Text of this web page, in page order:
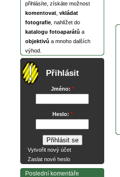
přihlásíte, získáte možnost
komentovat vkládat
fotografie , nahlížet do
katalogu fotoaparátů a
objektivů a mnoho dalších
výhod.
Přihlásit
Jméno: *
Heslo: *
Vytvořit nový účet
Zaslat nové heslo
Poslední komentáře